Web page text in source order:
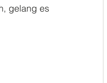
gelang es